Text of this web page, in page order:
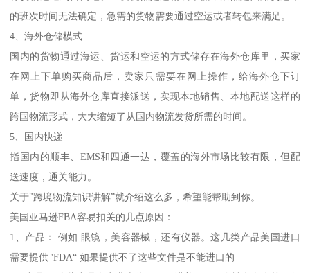
的班次时间无法确定，急需的货物需要通过空运或者转包来满足。
4、海外仓储模式
国内的货物通过海运、货运和空运的方式储存在海外仓库里，买家
在网上下单购买商品后，卖家只需要在网上操作，给海外仓下订
单，货物即从海外仓库直接派送，实现本地销售、本地配送这样的
跨国物流形式，大大缩短了从国内物流发货所需的时间。
5、国内快递
指国内的顺丰、EMS和四通一达，覆盖的海外市场比较有限，但配
送速度，通关能力。
关于"跨境物流知识讲解”就介绍这么多，希望能帮助到你。
美国亚马逊FBA容易扣关的几点原因：
1、产品： 例如 眼镜，美容器械，还有仪器。这几类产品美国进口
需要提供 'FDA“ 如果提供不了这些文件是不能进口的